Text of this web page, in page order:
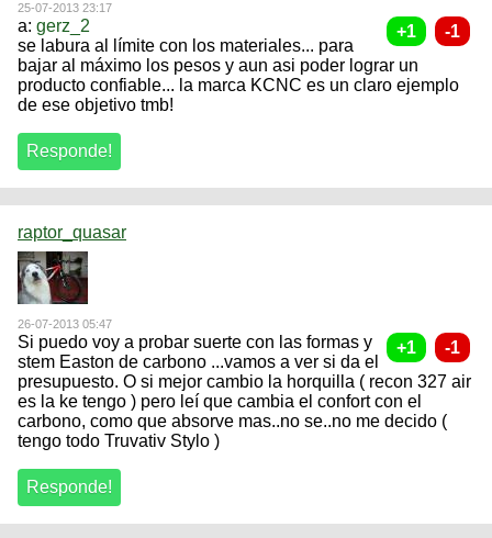
25-07-2013 23:17
a: gerz_2
se labura al límite con los materiales... para
bajar al máximo los pesos y aun asi poder lograr un
producto confiable... la marca KCNC es un claro ejemplo
de ese objetivo tmb!
raptor_quasar
26-07-2013 05:47
Si puedo voy a probar suerte con las formas y
stem Easton de carbono ...vamos a ver si da el
presupuesto. O si mejor cambio la horquilla ( recon 327 air
es la ke tengo ) pero leí que cambia el confort con el
carbono, como que absorve mas..no se..no me decido (
tengo todo Truvativ Stylo )